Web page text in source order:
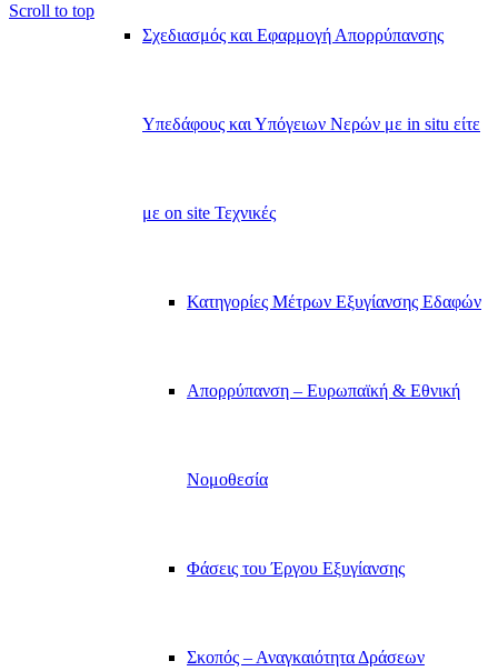
Σχεδιασμός και Εφαρμογή Απορρύπανσης
Υπεδάφους και Υπόγειων Νερών με in situ είτε
με on site Τεχνικές
Κατηγορίες Μέτρων Εξυγίανσης Εδαφών
Απορρύπανση – Ευρωπαϊκή & Εθνική
Νομοθεσία
Φάσεις του Έργου Εξυγίανσης
Σκοπός – Αναγκαιότητα Δράσεων
Scroll to top